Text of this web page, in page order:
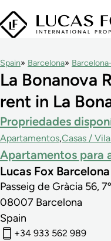
Spain Barcelona
La Bonanova
rent in La
Propriedades
Apartamentos Casas /
Apartamentos para
Lucas Fox Barcelona
Passeig de Gràcia 56, 7º
08007 Barcelona
Spain
+34 933 562 989